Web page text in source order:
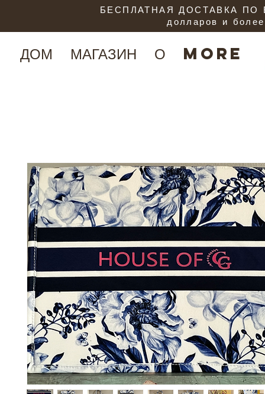
ДОМ МАГАЗИН О More
БЕСПЛАТНАЯ ДОСТАВКА ПО
долларов и